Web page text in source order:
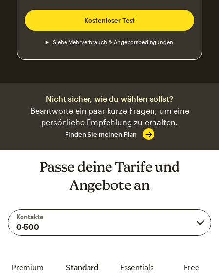
Kostenloser Test
Siehe Mehrverbrauch & Angebotsbedingungen
Nicht sicher, wie du wählen sollst?
Beantworte ein paar kurze Fragen, um eine
persönliche Empfehlung zu erhalten.
Finden Sie meinen Plan
Passe deine Tarife und
Angebote an
Kontakte
Premium Standard Essentials Free